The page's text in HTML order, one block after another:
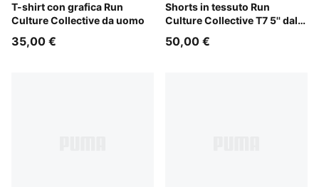
T-shirt con grafica Run
Culture Collective da uomo
Puma Black
35,00 €
Shorts in tessuto Run
Culture Collective T7 5'' dal
Chai Latte
50,00 €